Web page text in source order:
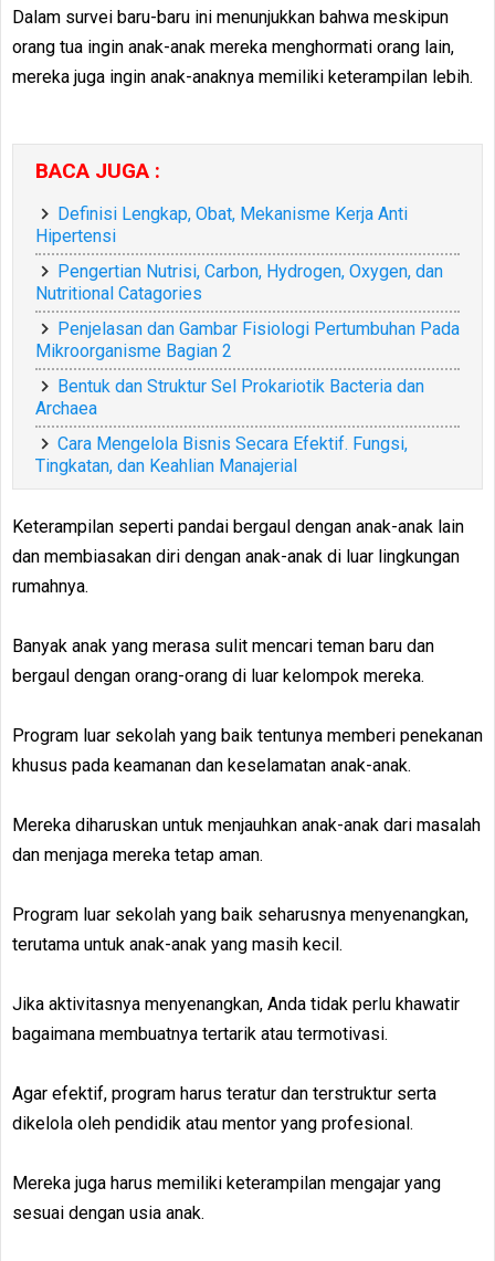
Dalam survei baru-baru ini menunjukkan bahwa meskipun
orang tua ingin anak-anak mereka menghormati orang lain,
mereka juga ingin anak-anaknya memiliki keterampilan lebih.
BACA JUGA :
Definisi Lengkap, Obat, Mekanisme Kerja Anti
Hipertensi
Pengertian Nutrisi, Carbon, Hydrogen, Oxygen, dan
Nutritional Catagories
Penjelasan dan Gambar Fisiologi Pertumbuhan Pada
Mikroorganisme Bagian 2
Bentuk dan Struktur Sel Prokariotik Bacteria dan
Archaea
Cara Mengelola Bisnis Secara Efektif. Fungsi,
Tingkatan, dan Keahlian Manajerial
Keterampilan seperti pandai bergaul dengan anak-anak lain
dan membiasakan diri dengan anak-anak di luar lingkungan
rumahnya.
Banyak anak yang merasa sulit mencari teman baru dan
bergaul dengan orang-orang di luar kelompok mereka.
Program luar sekolah yang baik tentunya memberi penekanan
khusus pada keamanan dan keselamatan anak-anak.
Mereka diharuskan untuk menjauhkan anak-anak dari masalah
dan menjaga mereka tetap aman.
Program luar sekolah yang baik seharusnya menyenangkan,
terutama untuk anak-anak yang masih kecil.
Jika aktivitasnya menyenangkan, Anda tidak perlu khawatir
bagaimana membuatnya tertarik atau termotivasi.
Agar efektif, program harus teratur dan terstruktur serta
dikelola oleh pendidik atau mentor yang profesional.
Mereka juga harus memiliki keterampilan mengajar yang
sesuai dengan usia anak.